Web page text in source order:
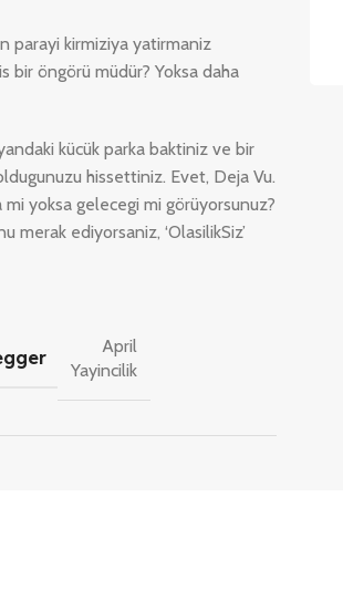
parayi kirmiziya yatirmaniz
bir öngörü müdür? Yoksa daha
kücük parka baktiniz ve bir
hissettiniz. Evet, Deja Vu.
yoksa gelecegi mi görüyorsunuz?
merak ediyorsaniz, ‘OlasilikSiz’
April
Yayincilik